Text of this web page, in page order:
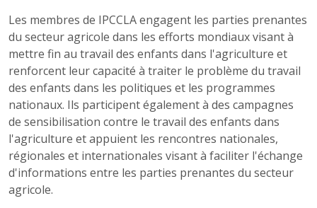
Les membres de IPCCLA engagent les parties prenantes
du secteur agricole dans les efforts mondiaux visant à
mettre fin au travail des enfants dans l'agriculture et
renforcent leur capacité à traiter le problème du travail
des enfants dans les politiques et les programmes
nationaux. Ils participent également à des campagnes
de sensibilisation contre le travail des enfants dans
l'agriculture et appuient les rencontres nationales,
régionales et internationales visant à faciliter l'échange
d'informations entre les parties prenantes du secteur
agricole.